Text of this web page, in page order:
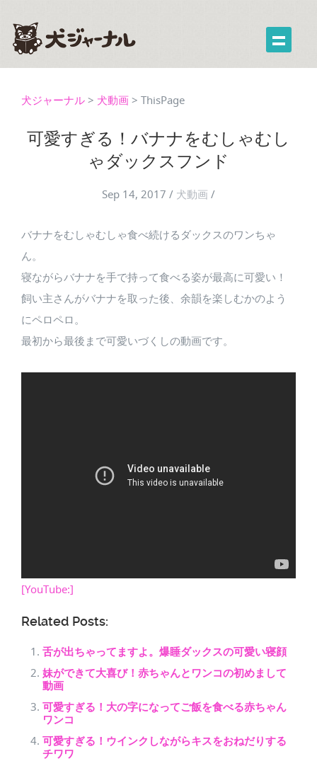
犬ジャーナル > 犬動画 > ThisPage
可愛すぎる！バナナをむしゃむし
ゃダックスフンド
Sep 14, 2017 / 犬動画 /
バナナをむしゃむしゃ食べ続けるダックスのワンちゃ
ん。
寝ながらバナナを手で持って食べる姿が最高に可愛い！
飼い主さんがバナナを取った後、余韻を楽しむかのよう
にペロペロ。
最初から最後まで可愛いづくしの動画です。
[YouTube:]
Related Posts:
舌が出ちゃってますよ。爆睡ダックスの可愛い寝顔
妹ができて大喜び！赤ちゃんとワンコの初めまして
動画
可愛すぎる！大の字になってご飯を食べる赤ちゃん
ワンコ
可愛すぎる！ウインクしながらキスをおねだりする
チワワ